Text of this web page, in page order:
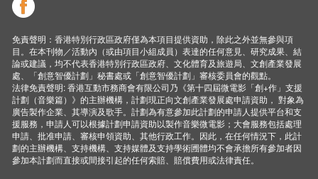
免責聲明：香港特別行政區政府僅為本項目提供資助，除此之外並無參與項
目。在本刊物／活動內（或由項目小組成員）表達的任何意見、研究成果、結
論或建議，均不代表香港特別行政區政府、文化體育及旅遊局、文創產業發展
處、「創意智優計劃」秘書處或「創意智優計劃」審核委員會的觀點。
法律免責聲明: 香港互動市務商會有限公司乃《第十四屆微電影「創+作」支援
計劃（音樂篇）》的主辦機構，計劃現正向文創產業發展處申請資助， 對象為
廣告製作企業、其導演及歌手。計劃為有意參加此計劃的申請人提供平台和支
援服務，申請人可以根據計劃申請資助以製作音樂微電影；大會服務包括處理
申請、批准申請、審核申領資助、其他行政工作。因此，在任何情況下，此計
劃的主辦機構、支持機構、支持媒體及支持學術圑體均不會承擔所有參加者因
參加本計劃而直接或間接引起的任何索賠、賠償費用或法律責任。